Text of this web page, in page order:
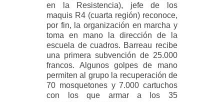
en la Resistencia), jefe de los
maquis R4 (cuarta región) reconoce,
por fin, la organización en marcha y
toma en mano la dirección de la
escuela de cuadros. Barreau recibe
una primera subvención de 25.000
francos. Algunos golpes de mano
permiten al grupo la recuperación de
70 mosquetones y 7.000 cartuchos
con los que armar a los 35